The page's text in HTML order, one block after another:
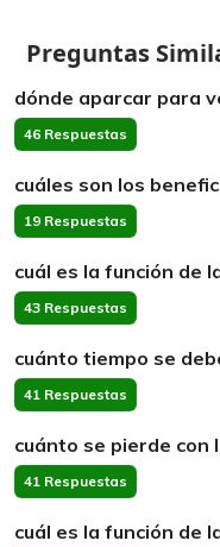
Preguntas
dónde aparcar para
46 Respuestas
cuáles son los
19 Respuestas
cuál es la función de
43 Respuestas
cuánto tiempo se
41 Respuestas
cuánto se pierde con
41 Respuestas
cuál es la función de